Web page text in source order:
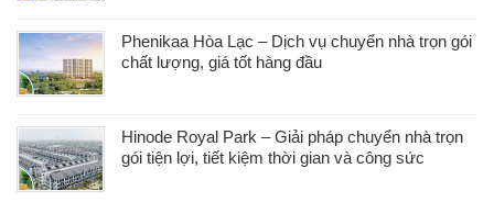
Phenikaa Hòa Lạc – Dịch vụ chuyển nhà trọn gói
chất lượng, giá tốt hàng đầu
Hinode Royal Park – Giải pháp chuyển nhà trọn
gói tiện lợi, tiết kiệm thời gian và công sức